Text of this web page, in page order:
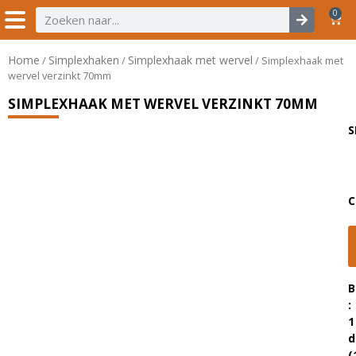
0
Home / Simplexhaken / Simplexhaak met wervel / Simplexhaak met
wervel verzinkt 70mm
SIMPLEXHAAK MET WERVEL VERZINKT 70MM
:
1